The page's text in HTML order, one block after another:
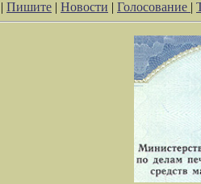
| Пишите | Новости | Голосование |